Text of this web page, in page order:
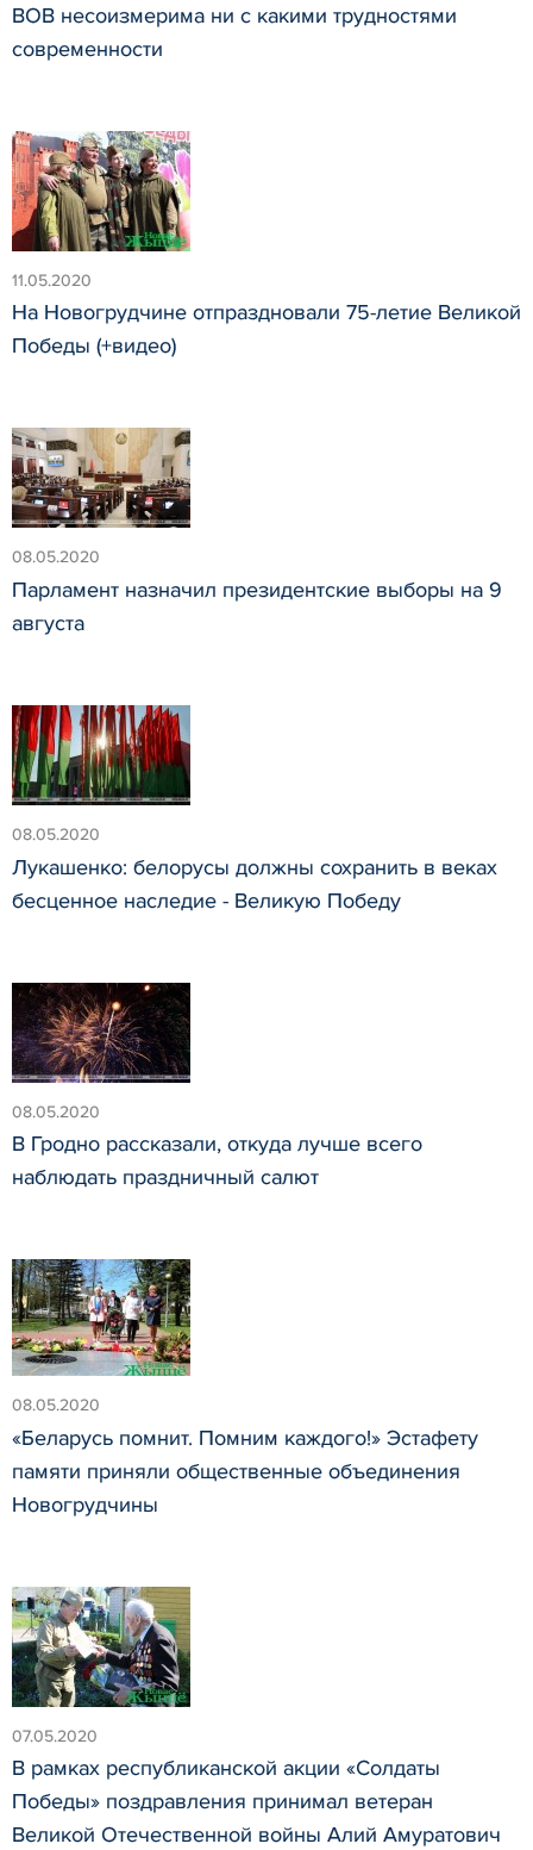
ВОВ несоизмерима ни с какими трудностями
современности
11.05.2020
На Новогрудчине отпраздновали 75-летие Великой
Победы (+видео)
08.05.2020
Парламент назначил президентские выборы на 9
августа
08.05.2020
Лукашенко: белорусы должны сохранить в веках
бесценное наследие - Великую Победу
08.05.2020
В Гродно рассказали, откуда лучше всего
наблюдать праздничный салют
08.05.2020
«Беларусь помнит. Помним каждого!» Эстафету
памяти приняли общественные объединения
Новогрудчины
07.05.2020
В рамках республиканской акции «Солдаты
Победы» поздравления принимал ветеран
Великой Отечественной войны Алий Амуратович